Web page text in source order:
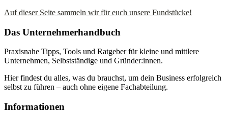
Auf dieser Seite sammeln wir für euch unsere Fundstücke!
Das Unternehmerhandbuch
Praxisnahe Tipps, Tools und Ratgeber für kleine und mittlere
Unternehmen, Selbstständige und Gründer:innen.
Hier findest du alles, was du brauchst, um dein Business erfolgreich
selbst zu führen – auch ohne eigene Fachabteilung.
Informationen